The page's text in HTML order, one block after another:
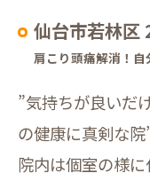
仙台市若林区
肩こり頭痛解消！自
”気持ちが良いだ
の健康に真剣な院
院内は個室の様